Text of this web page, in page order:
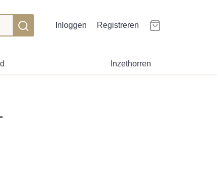
Inloggen Registreren
Inzethorren